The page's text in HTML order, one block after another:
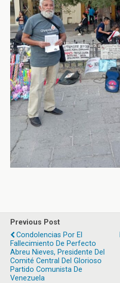
Previous Post
Condolencias Por El
Fallecimiento De Perfecto
Abreu Nieves, Presidente Del
Comité Central Del Glorioso
Partido Comunista De
Venezuela